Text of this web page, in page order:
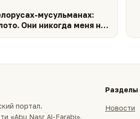
мусульманах:
Они никогда меня не
портал.
«Abu Nasr Al-Farabi».
Разделы
Новости